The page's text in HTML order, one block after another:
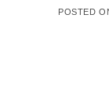
POSTED